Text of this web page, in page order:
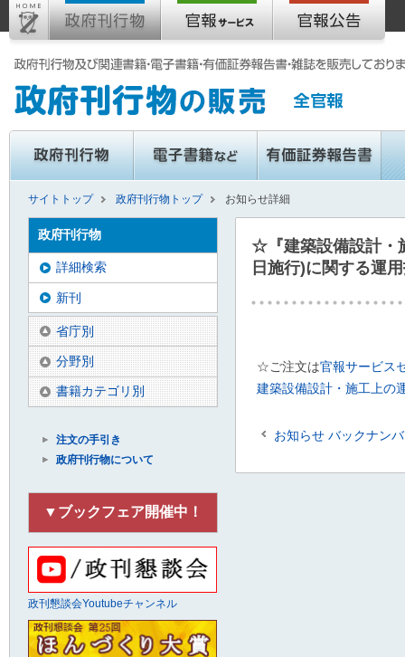
サイトトップ 政府刊行物トップ お知らせ詳細
☆『建築設備設計・
日施行)に関する運
☆ご注文は官報サービス
建築設備設計・施工上の
お知らせ バックナン
政府刊行物
詳細検索
新刊
省庁別
分野別
書籍カテゴリ別
注文の手引き
政府刊行物について
▼ブックフェア開催中！
政刊懇談会Youtubeチャンネル